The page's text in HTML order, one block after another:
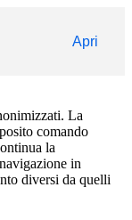
Apri
La
comando
la
in
diversi da quelli